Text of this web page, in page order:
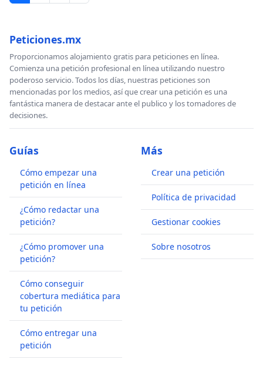
Peticiones.mx
Proporcionamos alojamiento gratis para peticiones en línea.
Comienza una petición profesional en línea utilizando nuestro
poderoso servicio. Todos los días, nuestras peticiones son
mencionadas por los medios, así que crear una petición es una
fantástica manera de destacar ante el publico y los tomadores de
decisiones.
Guías
Cómo empezar una
petición en línea
¿Cómo redactar una
petición?
¿Cómo promover una
petición?
Cómo conseguir
cobertura mediática para
tu petición
Cómo entregar una
petición
Más
Crear una petición
Política de privacidad
Gestionar cookies
Sobre nosotros